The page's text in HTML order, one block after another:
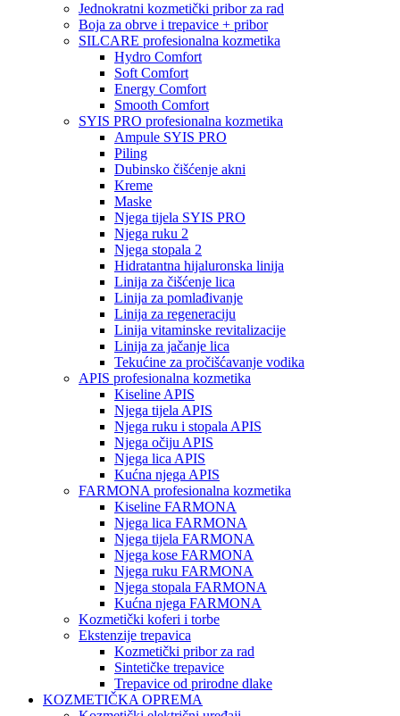
Jednokratni kozmetički pribor za rad
Boja za obrve i trepavice + pribor
SILCARE profesionalna kozmetika
Hydro Comfort
Soft Comfort
Energy Comfort
Smooth Comfort
SYIS PRO profesionalna kozmetika
Ampule SYIS PRO
Piling
Dubinsko čišćenje akni
Kreme
Maske
Njega tijela SYIS PRO
Njega ruku 2
Njega stopala 2
Hidratantna hijaluronska linija
Linija za čišćenje lica
Linija za pomlađivanje
Linija za regeneraciju
Linija vitaminske revitalizacije
Linija za jačanje lica
Tekućine za pročišćavanje vodika
APIS profesionalna kozmetika
Kiseline APIS
Njega tijela APIS
Njega ruku i stopala APIS
Njega očiju APIS
Njega lica APIS
Kućna njega APIS
FARMONA profesionalna kozmetika
Kiseline FARMONA
Njega lica FARMONA
Njega tijela FARMONA
Njega kose FARMONA
Njega ruku FARMONA
Njega stopala FARMONA
Kućna njega FARMONA
Kozmetički koferi i torbe
Ekstenzije trepavica
Kozmetički pribor za rad
Sintetičke trepavice
Trepavice od prirodne dlake
KOZMETIČKA OPREMA